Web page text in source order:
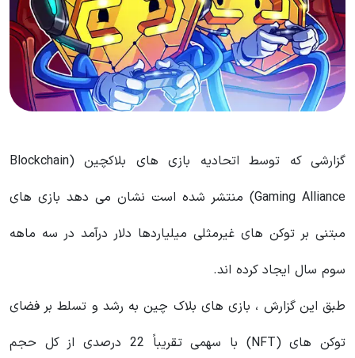
گزارشی که توسط اتحادیه بازی های بلاکچین (Blockchain
Gaming Alliance) منتشر شده است نشان می دهد بازی های
مبتنی بر توکن های غیرمثلی میلیاردها دلار درآمد در سه ماهه
سوم سال ایجاد کرده اند.
طبق این گزارش ، بازی های بلاک چین به رشد و تسلط بر فضای
توکن های (NFT) با سهمی تقریباً 22 درصدی از کل حجم